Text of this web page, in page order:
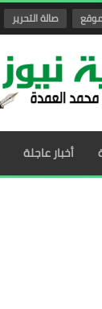
صالة التحرير
أخبار عاجلة